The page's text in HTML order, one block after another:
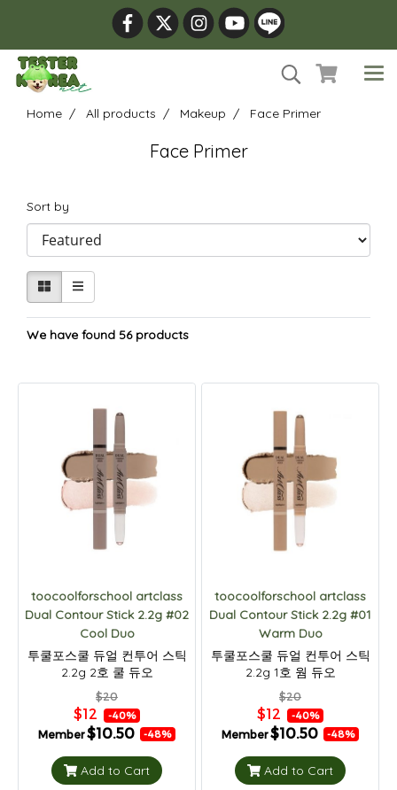
Home All products Makeup Face Primer
Face Primer
Sort by
We have found 56 products
toocoolforschool artclass
Dual Contour Stick 2.2g #02
Cool Duo
투쿨포스쿨 듀얼 컨투어 스틱
2.2g 2호 쿨 듀오
$20
$12 -40%
Member$10.50 -48%
Add to Cart
toocoolforschool artclass
Dual Contour Stick 2.2g #01
Warm Duo
투쿨포스쿨 듀얼 컨투어 스틱
2.2g 1호 웜 듀오
$20
$12 -40%
Member$10.50 -48%
Add to Cart